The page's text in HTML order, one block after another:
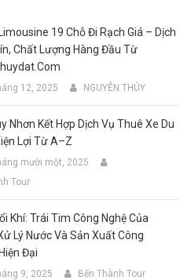
19 Chỗ Đi Rạch Giá – Dịch
Chất Lượng Hàng Đầu Từ
12, 2025 NGUYỄN THÚY
Nhơn Kết Hợp Dịch Vụ Thuê Xe Du
Lợi Từ A–Z
mười một, 2025
Tour
Khí: Trái Tim Công Nghệ Của
Lý Nước Và Sản Xuất Công
Đại
9, 2025 Bến Thành Tour